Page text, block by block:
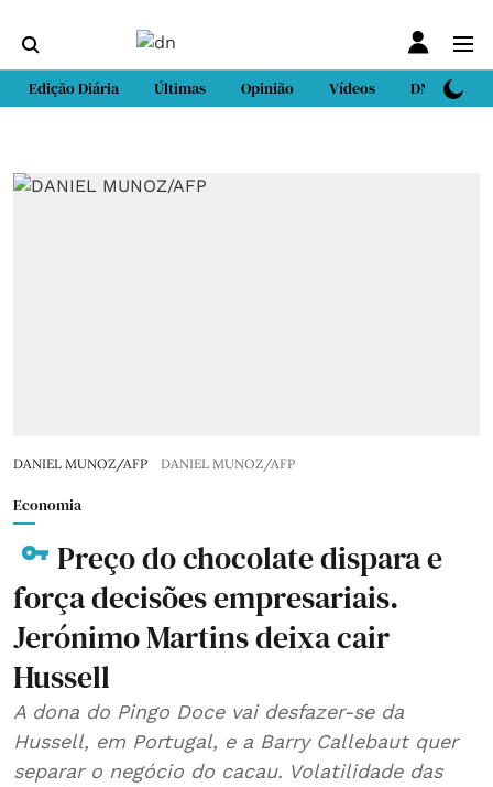
Edição Diária Últimas Opinião Vídeos DN Sport
DANIEL MUNOZ/AFP DANIEL MUNOZ/AFP
Economia
Preço do chocolate dispara e
força decisões empresariais.
Jerónimo Martins deixa cair
Hussell
A dona do Pingo Doce vai desfazer-se da
Hussell, em Portugal, e a Barry Callebaut quer
separar o negócio do cacau. Volatilidade das